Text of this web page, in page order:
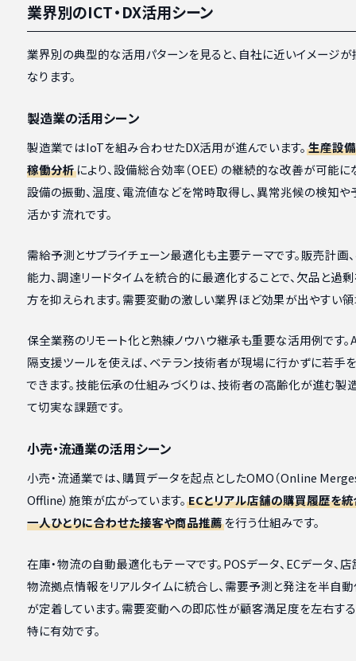
業界別のICT・DX活用シーン
業界別の典型的な活用パターンを見ると、自社に近いイメージが
なります。
製造業の活用シーン
製造業ではIoTを組み合わせたDX活用が進んでいます。 生産設
稼働分析により、設備総合効率（OEE）の継続的な改善が可能に
設備の振動、温度、電流値などを常時取得し、異常兆候の検知
活かす流れです。
需給予測とサプライチェーン最適化も主要テーマです。販売計画
能力、調達リードタイムを統合的に最適化することで、欠品と過
方を抑えられます。需要変動の激しい業界ほど効果が出やすい領
保全業務のリモート化と熟練ノウハウ継承も重要な活用例です。
隔支援ツールを使えば、ベテラン技術者が現場に行かずに若手
できます。技能伝承の仕組みづくりは、技術者の高齢化が進む製
て切実な課題です。
小売・流通業の活用シーン
小売・流通業では、購買データを起点としたOMO（Online
Offline）施策が広がっています。 ECとリアル店舗の購買履歴を統
一人ひとりに合わせた接客や商品推薦を行う仕組みです。
在庫・物流の自動最適化もテーマです。POSデータ、ECデータ、
物流拠点情報をリアルタイムに統合し、需要予測と発注を半自
が定着しています。需要変動への即応性が顧客満足度を左右す
特に有効です。